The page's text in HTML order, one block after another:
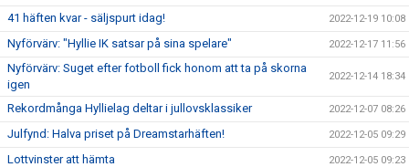
41 häften kvar - säljspurt idag! 2022-12-19 10:08
Nyförvärv: "Hyllie IK satsar på sina spelare" 2022-12-17 11:56
Nyförvärv: Suget efter fotboll fick honom att ta på skorna
igen
2022-12-14 18:34
Rekordmånga Hyllielag deltar i jullovsklassiker 2022-12-07 08:26
Julfynd: Halva priset på Dreamstarhäften! 2022-12-05 09:29
Lottvinster att hämta 2022-12-05 09:23